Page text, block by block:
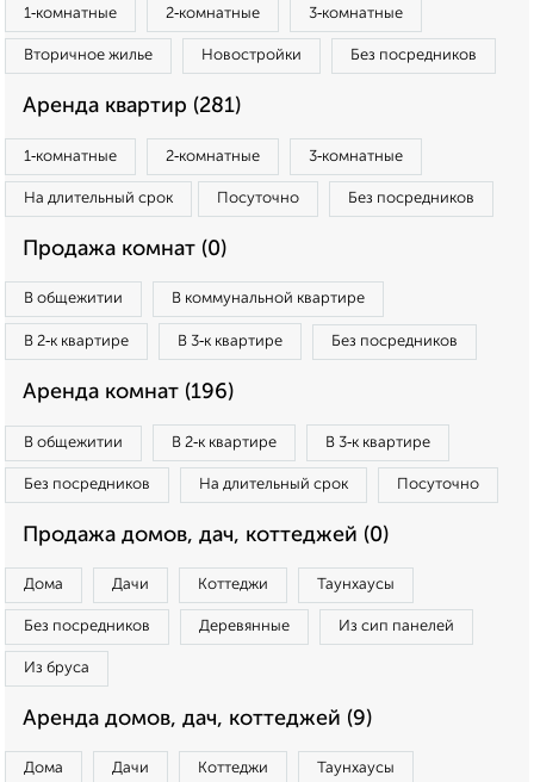
1‑комнатные 2‑комнатные 3‑комнатные
Вторичное жилье Новостройки Без посредников
Аренда квартир (281)
1‑комнатные 2‑комнатные 3‑комнатные
На длительный срок Посуточно Без посредников
Продажа комнат (0)
В общежитии В коммунальной квартире
В 2‑к квартире В 3‑к квартире Без посредников
Аренда комнат (196)
В общежитии В 2‑к квартире В 3‑к квартире
Без посредников На длительный срок Посуточно
Продажа домов, дач, коттеджей (0)
Дома Дачи Коттеджи Таунхаусы
Без посредников Деревянные Из сип панелей
Из бруса
Аренда домов, дач, коттеджей (9)
Дома Дачи Коттеджи Таунхаусы